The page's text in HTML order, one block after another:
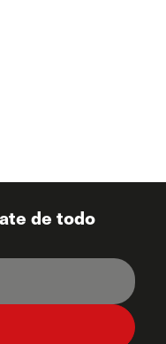
de todo